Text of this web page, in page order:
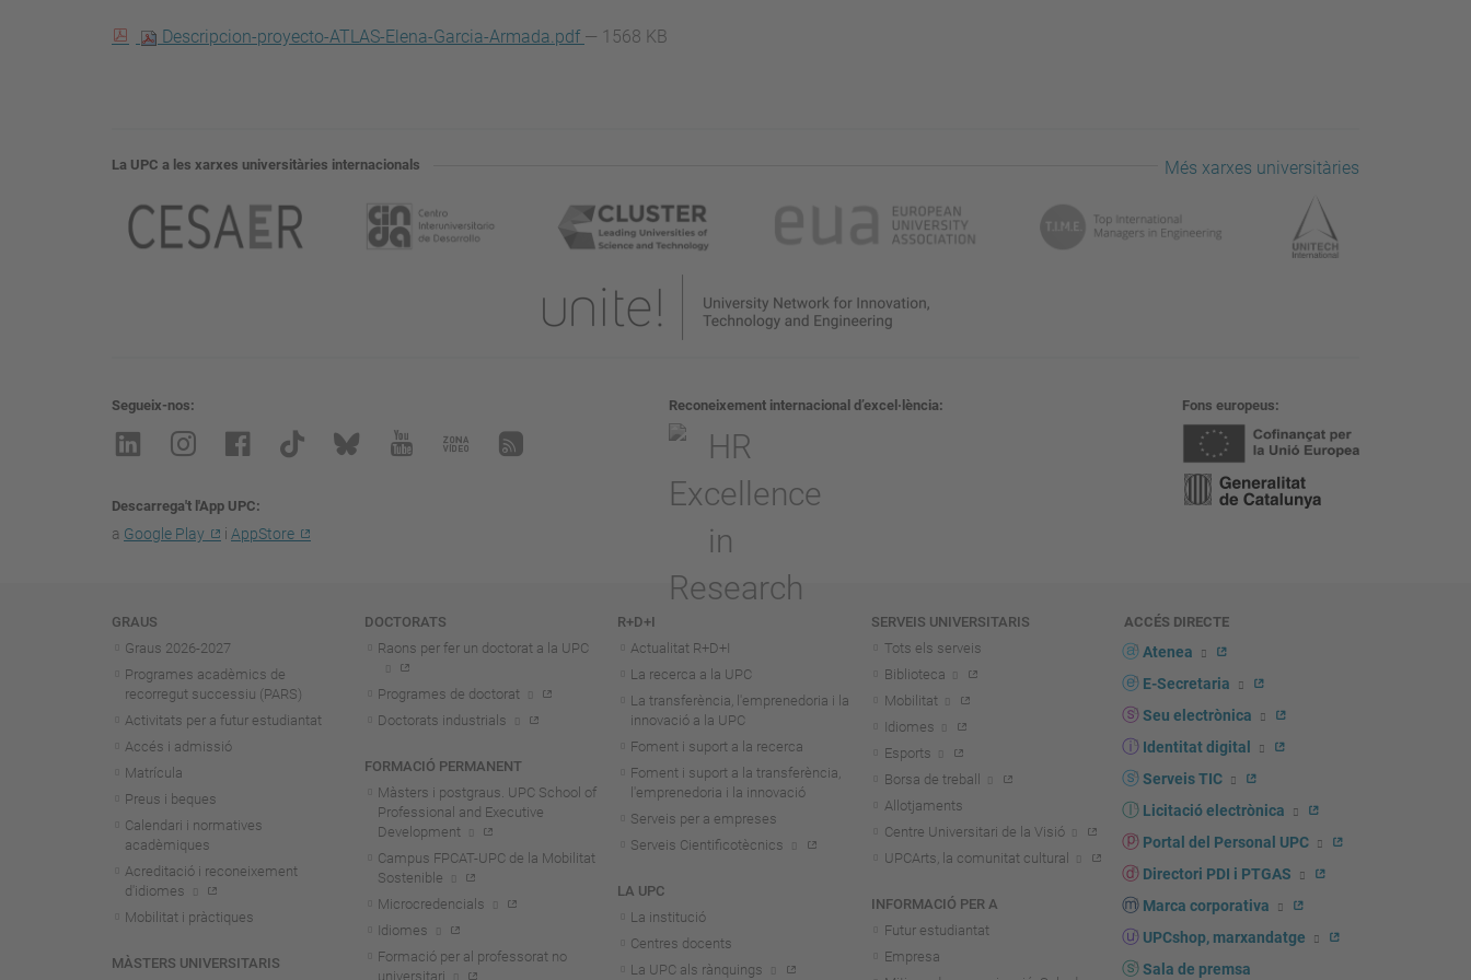
Descripcion-proyecto-ATLAS-Elena-Garcia-Armada.pdf — 1568 KB
La UPC a les xarxes universitàries internacionals Més xarxes universitàries
Segueix-nos
Descarrega't l'App UPC
a Google Play i AppStore
Reconeixement internacional d’excel·lència Fons europeus
Navegació
GRAUS
Graus 2026-2027
Programes acadèmics de
recorregut successiu (PARS)
Activitats per a futur estudiantat
Accés i admissió
Matrícula
Preus i beques
Calendari i normatives
acadèmiques
Acreditació i reconeixement
d'idiomes
Mobilitat i pràctiques
MÀSTERS UNIVERSITARIS
DOCTORATS
Raons per fer un doctorat a la UPC
Programes de doctorat
Doctorats industrials
FORMACIÓ PERMANENT
Màsters i postgraus. UPC School of
Professional and Executive
Development
Campus FPCAT-UPC de la Mobilitat
Sostenible
Microcredencials
Idiomes
Formació per al professorat no
universitari
R+D+I
Actualitat R+D+I
La recerca a la UPC
La transferència, l'emprenedoria i la
innovació a la UPC
Foment i suport a la recerca
Foment i suport a la transferència,
l'emprenedoria i la innovació
Serveis per a empreses
Serveis Cientificotècnics
LA UPC
La institució
Centres docents
La UPC als rànquings
SERVEIS UNIVERSITARIS
Tots els serveis
Biblioteca
Mobilitat
Idiomes
Esports
Borsa de treball
Allotjaments
Centre Universitari de la Visió
UPCArts, la comunitat cultural
INFORMACIÓ PER A
Futur estudiantat
Empresa
ACCÉS DIRECTE
Atenea
E-Secretaria
Seu electrònica
Identitat digital
Serveis TIC
Licitació electrònica
Portal del Personal UPC
Directori PDI i PTGAS
Marca corporativa
UPCshop, marxandatge
Sala de premsa